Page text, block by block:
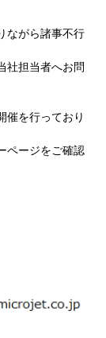
ながら諸事不行
社担当者へお問
催を行っており
ページをご確認